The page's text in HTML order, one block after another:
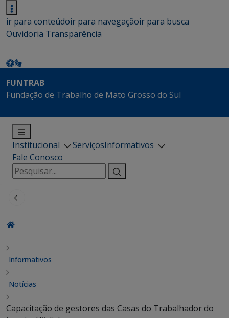
ir para conteúdoir para navegaçãoir para busca
Ouvidoria Transparência
FUNTRAB
Fundação de Trabalho de Mato Grosso do Sul
Institucional ServiçosInformativos
Fale Conosco
Pesquisar
por:
Informativos
Notícias
Capacitação de gestores das Casas do Trabalhador do